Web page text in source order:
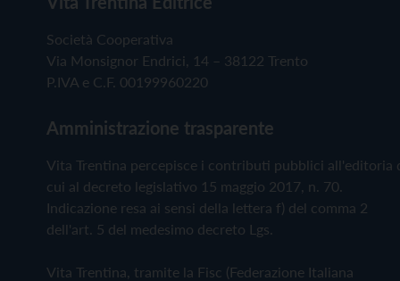
Società Cooperativa
Via Monsignor Endrici, 14 – 38122 Trento
P.IVA e C.F. 00199960220
Amministrazione trasparente
Vita Trentina percepisce i contributi pubblici all'editoria
cui al decreto legislativo 15 maggio 2017, n. 70.
Indicazione resa ai sensi della lettera f) del comma 2
dell'art. 5 del medesimo decreto Lgs.
Vita Trentina, tramite la Fisc (Federazione Italiana